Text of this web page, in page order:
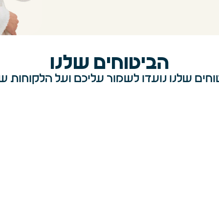
הביטוחים שלנו
שלנו נועדו לשמור עליכם ועל הלקוחות